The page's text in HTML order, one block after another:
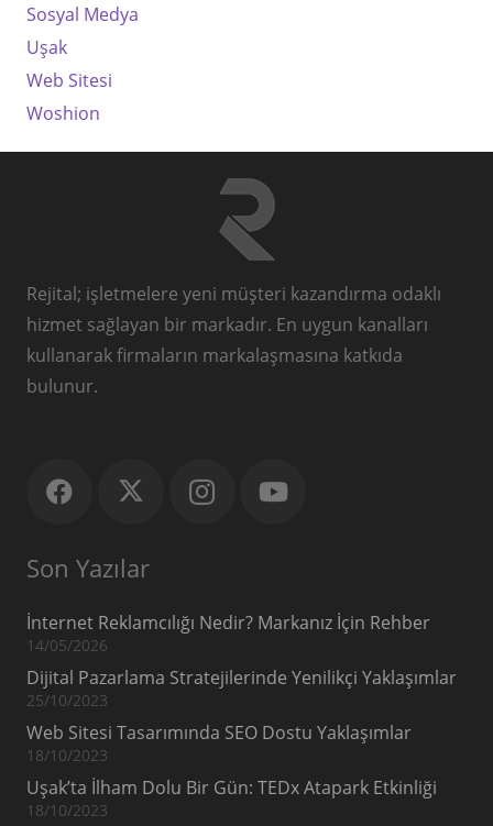
Sosyal Medya
Uşak
Web Sitesi
Woshion
Rejital; işletmelere yeni müşteri kazandırma odaklı
hizmet sağlayan bir markadır. En uygun kanalları
kullanarak firmaların markalaşmasına katkıda
bulunur.
Son Yazılar
İnternet Reklamcılığı Nedir? Markanız İçin Rehber
14/05/2026
Dijital Pazarlama Stratejilerinde Yenilikçi Yaklaşımlar
25/10/2023
Web Sitesi Tasarımında SEO Dostu Yaklaşımlar
18/10/2023
Uşak’ta İlham Dolu Bir Gün: TEDx Atapark Etkinliği
18/10/2023